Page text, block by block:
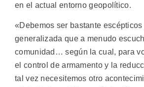
en el actual entorno geopolítico.
«Debemos ser bastante
generalizada que a menudo
comunidad… según la cual, para
el control de armamento y la
tal vez necesitemos otro